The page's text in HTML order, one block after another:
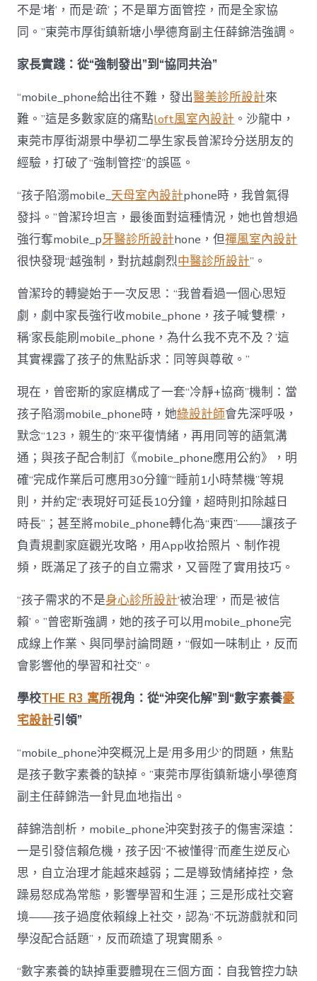
不是‘堵’，而是‘疏’；不是單方面管控，而是全家協
同。”東莞市厚街鎮新塘小學德育副主任薛錦浩強調。
家長實踐：從“強制發出”到“協同共治”
“mobile_phone給出往不難，發出醫美診所設計來
難。”這是多數家庭的痛點loft風室內設計 。沙龍中，
東莞市厚街湖景中學初二學生家長曾潔玲分送朋友的
經驗，打破了“強制管控”的誤區。
“孩子陷溺mobile_天母室內設計phone時，我曾氣得
發抖。”曾潔玲坦言，最後面對這種情況，她也曾想過
強行奪mobile_p牙醫診所設計hone，但禪風室內設計
很快發現“越強制，對抗越劇烈中醫診所設計”。
曾潔玲的轉變始于一次反思：“我曾看過一個心思短
劇，劇中家長強行收mobile_phone，孩子喊‘雙標’，
稱‘家長能刷mobile_phone，為什么我不克不及？’這
其實裸露了孩子的焦點訴求：同等與尊敬。”
現在，曾密斯的家庭構成了一套“冷靜+協商”機制：當
孩子陷溺mobile_phone時，她綠設計師會先深呼吸，
默念“123，親生的”來平復情緒，再用同等的語氣溝
通；與孩子配合制訂《mobile_phone應用公約》，明
確“完成作業后可應用30分鐘”“睡前1小時禁機”等規
則，并約定“表現好可延長10分鐘，超時則扣除越日
時長”；甚至將mobile_phone轉化為“東西”——讓孩子
負責規劃家庭觀光攻略，用App收拾照片、制作視
頻，既滿足了孩子的自立需求，又晉陞了實用技巧。
“孩子需求的不是身心診所設計‘被治理’，而是‘被信
賴’。”曾密斯強調，她的孩子可以用mobile_phone完
成線上作業、與同學討論問題，“假如一味制止，反而
會影響他的學習和社交”。
學校THE R3 寓所視角：從“沖突化解”到“數字素養豪
宅設計引領”
“mobile_phone沖突概況上是‘用多用少’的問題，焦點
是孩子數字素養的缺掉。”東莞市厚街鎮新塘小學德育
副主任薛錦浩一針見血地指出。
薛錦浩剖析，mobile_phone沖突對孩子的傷害深遠：
一是引發信賴危機，孩子因“不被懂得”而產生逆反心
思，自立治理才能越來越弱；二是導致情緒掉控，急
躁易怒成為常態，影響學習和生涯；三是形成社交窘
境——孩子過度依賴線上社交，認為“不玩游戲就和同
學沒配合話題”，反而疏遠了現實關系。
“數字素養的缺掉重要體現在三個方面：自我管控力缺